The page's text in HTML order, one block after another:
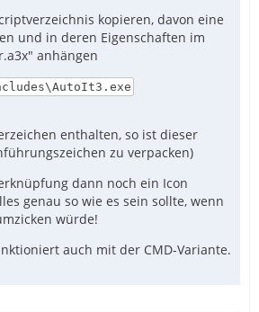
kopieren, davon eine
und in deren Eigenschaften im
anhängen
enthalten, so ist dieser
zu verpacken)
dann noch ein Icon
genau so wie es sein sollte, wenn
würde!
auch mit der CMD-Variante.